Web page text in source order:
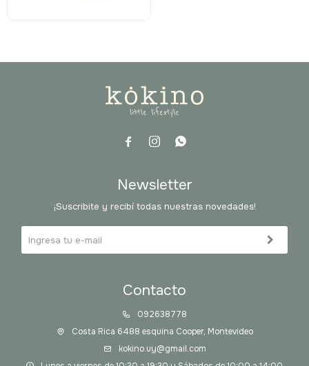
  
Contacto
092638778
Costa Rica 6488 esquina Cooper, Montevideo
kokino.uy@gmail.com
Newsletter
¡Suscribite y recibí todas nuestras novedades!